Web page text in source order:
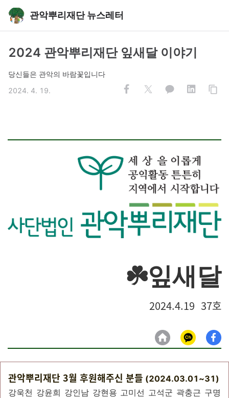
관악뿌리재단 뉴스레터
2024 관악뿌리재단 잎새달 이야기
당신들은 관악의 바람꽃입니다
2024. 4. 19.
☘️잎새달
2024.4.19 37호
관악뿌리재단 3월 후원해주신 분들 (2024.03.01~31)
강욱천 강윤희 강인남 강현용 고미선 고석군 곽충근 구명